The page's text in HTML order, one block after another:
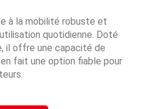
à la mobilité robuste et
quotidienne. Doté
il offre une capacité de
fait une option fiable pour